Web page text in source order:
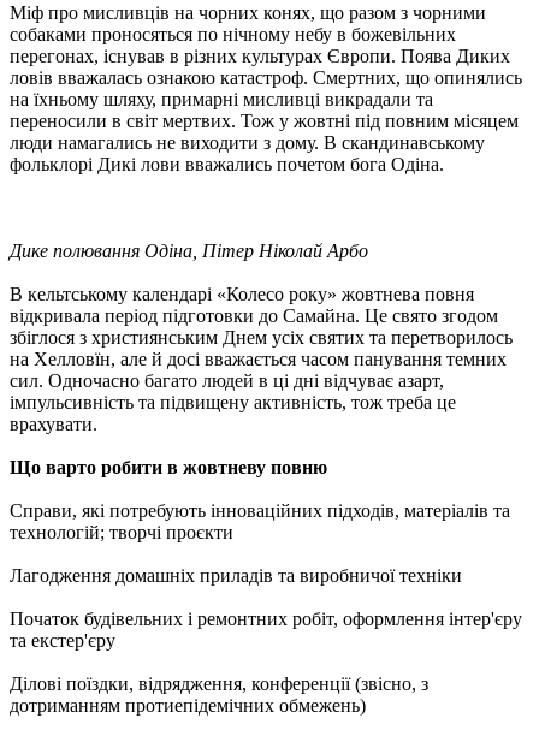
Міф про мисливців на чорних конях, що разом з чорними
собаками проносяться по нічному небу в божевільних
перегонах, існував в різних культурах Європи. Поява Диких
ловів вважалась ознакою катастроф. Смертних, що опинялись
на їхньому шляху, примарні мисливці викрадали та
переносили в світ мертвих. Тож у жовтні під повним місяцем
люди намагались не виходити з дому. В скандинавському
фольклорі Дикі лови вважались почетом бога Одіна.
Дике полювання Одіна, Пітер Ніколай Арбо
В кельтському календарі «Колесо року» жовтнева повня
відкривала період підготовки до Самайна. Це свято згодом
збіглося з християнським Днем усіх святих та перетворилось
на Хелловїн, але й досі вважається часом панування темних
сил. Одночасно багато людей в ці дні відчуває азарт,
імпульсивність та підвищену активність, тож треба це
врахувати.
Що варто робити в жовтневу повню
Справи, які потребують інноваційних підходів, матеріалів та
технологій; творчі проєкти
Лагодження домашніх приладів та виробничої техніки
Початок будівельних і ремонтних робіт, оформлення інтер'єру
та екстер'єру
Ділові поїздки, відрядження, конференції (звісно, з
дотриманням протиепідемічних обмежень)